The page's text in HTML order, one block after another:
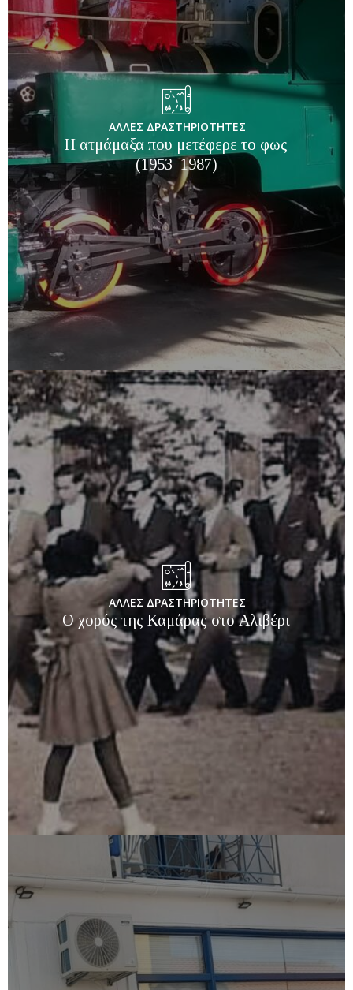
ΑΛΛΕΣ ΔΡΑΣΤΗΡΙΟΤΗΤΕΣ
Η ατμάμαξα που μετέφερε το φως
(1953–1987)
ΑΛΛΕΣ ΔΡΑΣΤΗΡΙΟΤΗΤΕΣ
Ο χορός της Καμάρας στο Αλιβέρι